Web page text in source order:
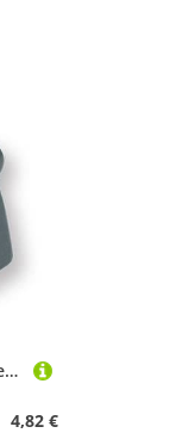
Haken für Schlauchboote offen - Befestigung Bootsabdeckungen - für elastisches Seil Ø 6-8-10 mm - Zubehör für Schlauchboot Boot Kajak Kanu (Grau RAL7046)
4,82 €